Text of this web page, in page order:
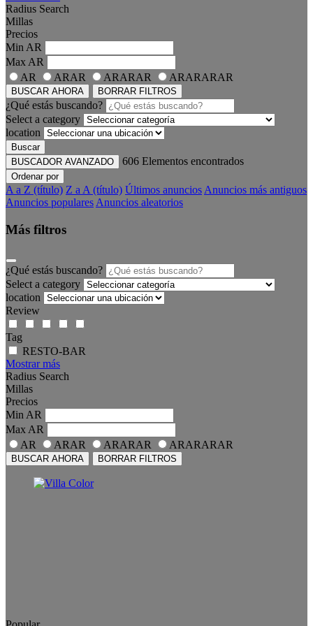
Radius Search
Millas
Precios
Min AR
Max AR
AR
ARAR ARARAR ARARARAR
BUSCAR AHORA BORRAR FILTROS
¿Qué estás buscando?
Select a category
location
Buscar
BUSCADOR AVANZADO
606 Elementos encontrados
Ordenar por
A a Z (título) Z a A (título) Últimos anuncios Anuncios más antiguos
Anuncios populares Anuncios aleatorios
Más filtros
¿Qué estás buscando?
Select a category
location
Review
Tag
RESTO-BAR
Mostrar más
Radius Search
Millas
Precios
Min AR
Max AR
AR
ARAR ARARAR ARARARAR
BUSCAR AHORA BORRAR FILTROS